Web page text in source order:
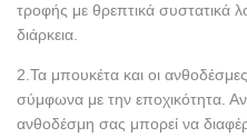
τροφής με θρεπτικά συστατικά
διάρκεια.
2.Τα μπουκέτα και οι
σύμφωνα με την εποχικότητα.
ανθοδέσμη σας μπορεί να